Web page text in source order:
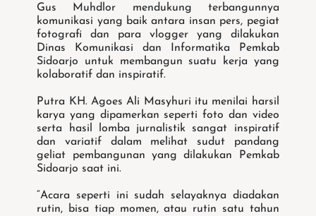
Gus Muhdlor mendukung terbangunnya
komunikasi yang baik antara insan pers, pegiat
fotografi dan para vlogger yang dilakukan
Dinas Komunikasi dan Informatika Pemkab
Sidoarjo untuk membangun suatu kerja yang
kolaboratif dan inspiratif.
Putra KH. Agoes Ali Masyhuri itu menilai harsil
karya yang dipamerkan seperti foto dan video
serta hasil lomba jurnalistik sangat inspiratif
dan variatif dalam melihat sudut pandang
geliat pembangunan yang dilakukan Pemkab
Sidoarjo saat ini.
“Acara seperti ini sudah selayaknya diadakan
rutin, bisa tiap momen, atau rutin satu tahun